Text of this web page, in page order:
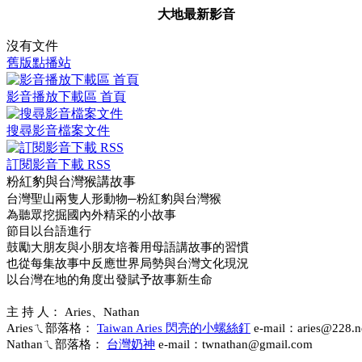
大地最新影音
沒有文件
舊版點播站
影音播放下載區 首頁
搜尋影音檔案文件
訂閱影音下載 RSS
粉紅豹與台灣猴講故事
台灣聖山兩隻人形動物─粉紅豹與台灣猴
為聽眾挖掘國內外精采的小故事
節目以台語進行
鼓勵大朋友與小朋友培養用母語講故事的習慣
也從每集故事中反應世界局勢與台灣文化現況
以台灣在地的角度出發賦予故事新生命
主 持 人： Aries、Nathan
Ariesㄟ部落格： Taiwan Aries 閃亮的小螺絲釘 e-mail：
Nathanㄟ部落格： 台灣奶神 e-mail：twnathan@gmail.com